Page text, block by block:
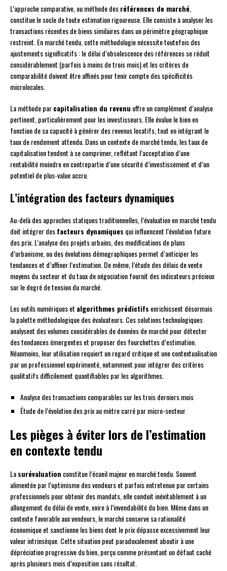
L’approche comparative, ou méthode desréférences de marché
constitue le socle de toute estimation rigoureuse. Elle consiste à analyser les
transactions récentes de biens similaires dans un périmètre géographique
restreint. En marché tendu, cette méthodologie nécessite toutefois des
ajustements significatifs : le délai d’obsolescence des références se réduit
considérablement (parfois à moins de trois mois) et les critères de
comparabilité doivent être affinés pour tenir compte des spécificités
microlocales.
La méthode parcapitalisation du revenu offre un complément d’analyse
pertinent, particulièrement pour les investisseurs. Elle évalue le bien en
fonction de sa capacité à générer des revenus locatifs, tout en intégrant le
taux de rendement attendu. Dans un contexte de marché tendu, les taux de
capitalisation tendent à se comprimer, reflétant l’acceptation d’une
rentabilité moindre en contrepartie d’une sécurité d’investissement et d’un
potentiel de plus-value accru.
L’intégration des facteurs dynamiques
Au-delà des approches statiques traditionnelles, l’évaluation en marché tendu
doit intégrer desfacteurs dynamiques qui influencent l’évolution future
des prix. L’analyse des projets urbains, des modifications de plans
d’urbanisme, ou des évolutions démographiques permet d’anticiper les
tendances et d’affiner l’estimation. De même, l’étude des délais de vente
moyens du secteur et du taux de négociation fournit des indicateurs précieux
sur le degré de tension du marché.
Les outils numériques et algorithmes prédictifs enrichissent désormais
la palette méthodologique des évaluateurs. Ces solutions technologiques
analysent des volumes considérables de données de marché pour détecter
des tendances émergentes et proposer des fourchettes d’estimation.
Néanmoins, leur utilisation requiert un regard critique et une contextualisation
par un professionnel expérimenté, notamment pour intégrer des critères
qualitatifs difficilement quantifiables par les algorithmes.
Analyse des transactions comparables sur les trois derniers mois
Étude de l’évolution des prix au mètre carré par micro-secteur
Les pièges à éviter lors de l’estimation
en contexte tendu
Lasurévaluation constitue l’écueil majeur en marché tendu. Souvent
alimentée par l’optimisme des vendeurs et parfois entretenue par certains
professionnels pour obtenir des mandats, elle conduit inévitablement à un
allongement du délai de vente, voire à l’invendabilité du bien. Même dans un
contexte favorable aux vendeurs, le marché conserve sa rationalité
économique et sanctionne les biens dont le prix dépasse excessivement leur
valeur intrinsèque. Cette situation peut paradoxalement aboutir à une
dépréciation progressive du bien, perçu comme présentant un défaut caché
après plusieurs mois d’exposition sans résultat.